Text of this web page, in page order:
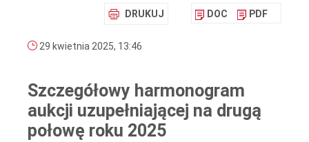
DRUKUJ DOC PDF
29 kwietnia 2025, 13:46
Szczegółowy harmonogram
aukcji uzupełniającej na drugą
połowę roku 2025